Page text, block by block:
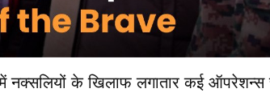
नक्सलियों के खिलाफ लगातार कई